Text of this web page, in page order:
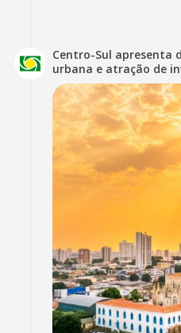
Centro-Sul apresenta
urbana e atração de